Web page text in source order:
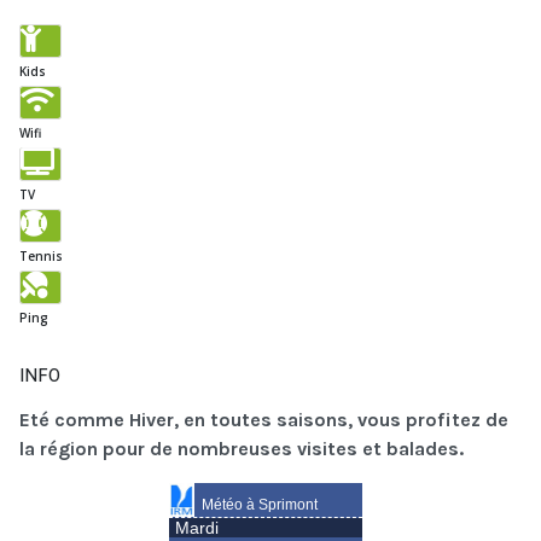
Kids
Wifi
TV
Tennis
Ping
INFO
Eté comme Hiver, en toutes saisons, vous profitez de
la région pour de nombreuses visites et balades.